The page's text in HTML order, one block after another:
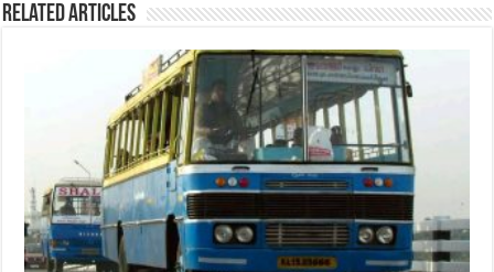
Related Articles